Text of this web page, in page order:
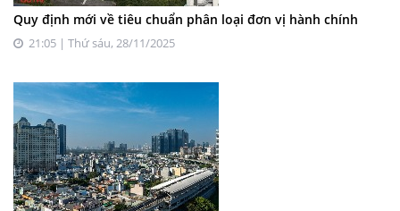
Quy định mới về tiêu chuẩn phân loại đơn vị hành chính
21:05 | Thứ sáu, 28/11/2025